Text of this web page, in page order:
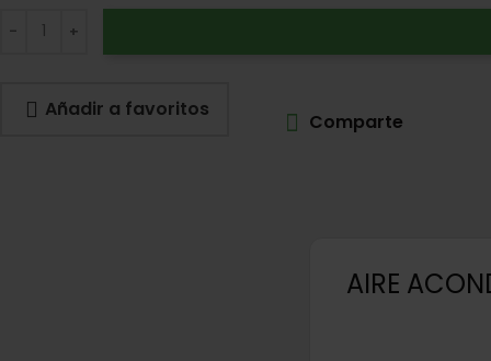
Añadir a favoritos
Comparte
AIRE